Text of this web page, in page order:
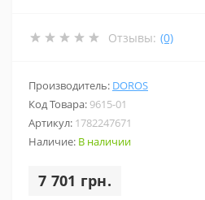
Отзывы: (0)
Производитель: DOROS
Код Товара: 9615-01
Артикул: 1782247671
Наличие: В наличии
7 701 грн.